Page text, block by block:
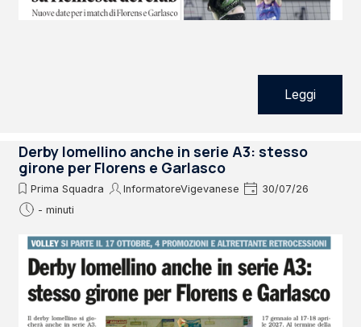
Leggi
Derby lomellino anche in serie A3: stesso
girone per Florens e Garlasco
Prima Squadra InformatoreVigevanese
30/07/26
- minuti